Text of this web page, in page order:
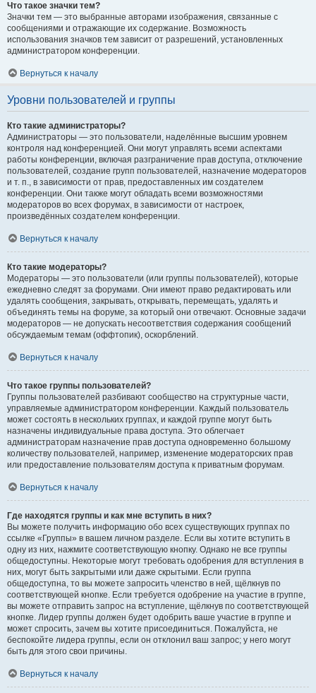
Что такое значки тем?
Значки тем — это выбранные авторами изображения, связанные с
сообщениями и отражающие их содержание. Возможность
использования значков тем зависит от разрешений, установленных
администратором конференции.
Вернуться к началу
Уровни пользователей и группы
Кто такие администраторы?
Администраторы — это пользователи, наделённые высшим уровнем
контроля над конференцией. Они могут управлять всеми аспектами
работы конференции, включая разграничение прав доступа, отключение
пользователей, создание групп пользователей, назначение модераторов
и т. п., в зависимости от прав, предоставленных им создателем
конференции. Они также могут обладать всеми возможностями
модераторов во всех форумах, в зависимости от настроек,
произведённых создателем конференции.
Вернуться к началу
Кто такие модераторы?
Модераторы — это пользователи (или группы пользователей), которые
ежедневно следят за форумами. Они имеют право редактировать или
удалять сообщения, закрывать, открывать, перемещать, удалять и
объединять темы на форуме, за который они отвечают. Основные задачи
модераторов — не допускать несоответствия содержания сообщений
обсуждаемым темам (оффтопик), оскорблений.
Вернуться к началу
Что такое группы пользователей?
Группы пользователей разбивают сообщество на структурные части,
управляемые администратором конференции. Каждый пользователь
может состоять в нескольких группах, и каждой группе могут быть
назначены индивидуальные права доступа. Это облегчает
администраторам назначение прав доступа одновременно большому
количеству пользователей, например, изменение модераторских прав
или предоставление пользователям доступа к приватным форумам.
Вернуться к началу
Где находятся группы и как мне вступить в них?
Вы можете получить информацию обо всех существующих группах по
ссылке «Группы» в вашем личном разделе. Если вы хотите вступить в
одну из них, нажмите соответствующую кнопку. Однако не все группы
общедоступны. Некоторые могут требовать одобрения для вступления в
них, могут быть закрытыми или даже скрытыми. Если группа
общедоступна, то вы можете запросить членство в ней, щёлкнув по
соответствующей кнопке. Если требуется одобрение на участие в группе,
вы можете отправить запрос на вступление, щёлкнув по соответствующей
кнопке. Лидер группы должен будет одобрить ваше участие в группе и
может спросить, зачем вы хотите присоединиться. Пожалуйста, не
беспокойте лидера группы, если он отклонил ваш запрос; у него могут
быть для этого свои причины.
Вернуться к началу